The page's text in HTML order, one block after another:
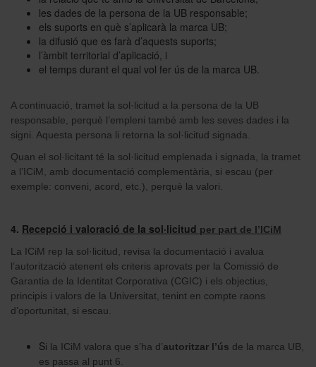
les dades de la persona de la UB responsable;
els suports en què s’aplicarà la marca UB;
la difusió que es farà d’aquests suports;
l’àmbit territorial d’aplicació, i
el temps durant el qual vol fer ús de la marca UB.
A continuació, tramet la sol·licitud a la persona de la UB
responsable, perquè l’empleni també amb les seves dades i la
signi. Aquesta persona li retorna la sol·licitud signada.
Quan el sol·licitant té la sol·licitud emplenada i signada, la tramet
a l’ICiM, amb documentació complementària, si escau (per
exemple: conveni, acord, etc.), perquè la valori.
4. Recepció i valoració de la sol·licitud per part de l’ICiM
La ICiM rep la sol·licitud, revisa la documentació i avalua
l’autorització atenent els criteris aprovats per la Comissió de
Garantia de la Identitat Corporativa (CGIC) i els objectius,
principis i valors de la Universitat, tenint en compte raons
d’oportunitat, si escau.
Si la ICiM valora que s’ha d’autoritzar l’ús de la marca UB,
es passa al punt 6.